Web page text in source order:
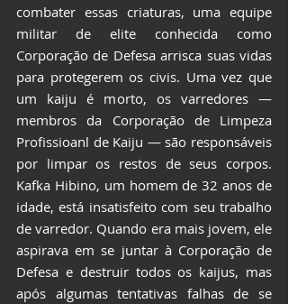
combater essas criaturas, uma equipe
militar de elite conhecida como
Corporação de Defesa arrisca suas vidas
para protegerem os civis. Uma vez que
um kaiju é morto, os varredores —
membros da Corporação de Limpeza
Profissioanl de Kaiju — são responsáveis
por limpar os restos de seus corpos.
Kafka Hibino, um homem de 32 anos de
idade, está insatisfeito com seu trabalho
de varredor. Quando era mais jovem, ele
aspirava em se juntar à Corporação de
Defesa e destruir todos os kaijus, mas
após algumas tentativas falhas de se